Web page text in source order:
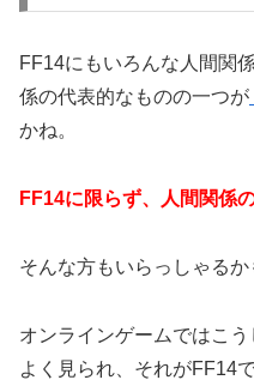
FF14にもいろんな人間関
係の代表的なものの一つが
かね。
FF14に限らず、人間関係
そんな方もいらっしゃるか
オンラインゲームではこ
よく見られ、それがFF14